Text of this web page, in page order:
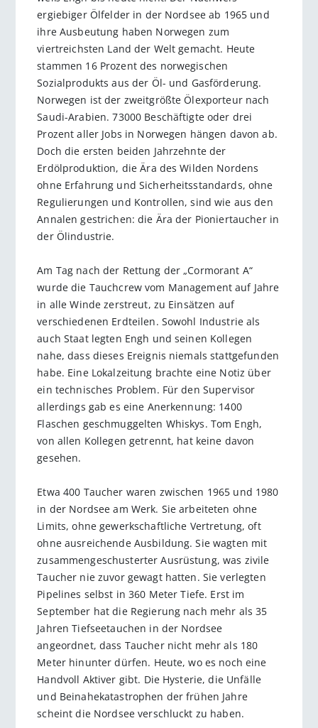
ergiebiger Ölfelder in der Nordsee ab 1965 und
ihre Ausbeutung haben Norwegen zum
viertreichsten Land der Welt gemacht. Heute
stammen 16 Prozent des norwegischen
Sozialprodukts aus der Öl- und Gasförderung.
Norwegen ist der zweitgrößte Ölexporteur nach
Saudi-Arabien. 73000 Beschäftigte oder drei
Prozent aller Jobs in Norwegen hängen davon ab.
Doch die ersten beiden Jahrzehnte der
Erdölproduktion, die Ära des Wilden Nordens
ohne Erfahrung und Sicherheitsstandards, ohne
Regulierungen und Kontrollen, sind wie aus den
Annalen gestrichen: die Ära der Pioniertaucher in
der Ölindustrie.
Am Tag nach der Rettung der „Cormorant A“
wurde die Tauchcrew vom Management auf Jahre
in alle Winde zerstreut, zu Einsätzen auf
verschiedenen Erdteilen. Sowohl Industrie als
auch Staat legten Engh und seinen Kollegen
nahe, dass dieses Ereignis niemals stattgefunden
habe. Eine Lokalzeitung brachte eine Notiz über
ein technisches Problem. Für den Supervisor
allerdings gab es eine Anerkennung: 1400
Flaschen geschmuggelten Whiskys. Tom Engh,
von allen Kollegen getrennt, hat keine davon
gesehen.
Etwa 400 Taucher waren zwischen 1965 und 1980
in der Nordsee am Werk. Sie arbeiteten ohne
Limits, ohne gewerkschaftliche Vertretung, oft
ohne ausreichende Ausbildung. Sie wagten mit
zusammengeschusterter Ausrüstung, was zivile
Taucher nie zuvor gewagt hatten. Sie verlegten
Pipelines selbst in 360 Meter Tiefe. Erst im
September hat die Regierung nach mehr als 35
Jahren Tiefseetauchen in der Nordsee
angeordnet, dass Taucher nicht mehr als 180
Meter hinunter dürfen. Heute, wo es noch eine
Handvoll Aktiver gibt. Die Hysterie, die Unfälle
und Beinahekatastrophen der frühen Jahre
scheint die Nordsee verschluckt zu haben.